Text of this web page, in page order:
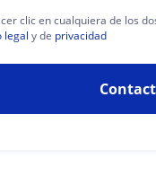
clic en cualquiera de los
legal y de privacidad